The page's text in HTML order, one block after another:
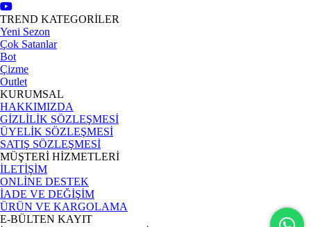
TREND KATEGORİLER
Yeni Sezon
Çok Satanlar
Bot
Çizme
Outlet
KURUMSAL
HAKKIMIZDA
GİZLİLİK SÖZLEŞMESİ
ÜYELİK SÖZLEŞMESİ
SATIŞ SÖZLEŞMESİ
MÜŞTERİ HİZMETLERİ
İLETİŞİM
ONLİNE DESTEK
İADE VE DEĞİŞİM
ÜRÜN VE KARGOLAMA
E-BÜLTEN KAYIT